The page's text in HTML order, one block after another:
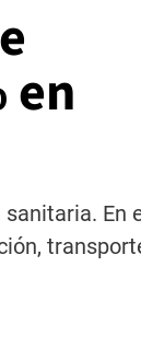
en
En